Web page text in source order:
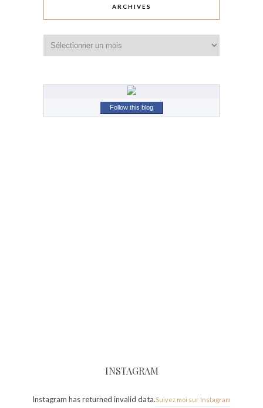
ARCHIVES
Follow this blog
INSTAGRAM
Instagram has returned invalid data.Suivez moi sur Instagram